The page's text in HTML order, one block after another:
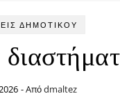
ΔΗΜΟΤΙΚΟΎ
- Απόdmaltez